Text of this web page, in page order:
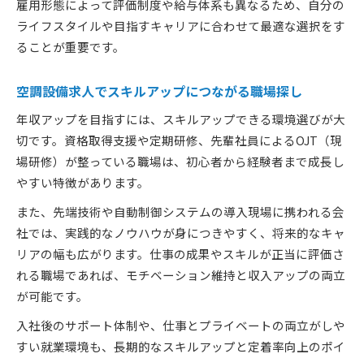
雇用形態によって評価制度や給与体系も異なるため、自分の
ライフスタイルや目指すキャリアに合わせて最適な選択をす
ることが重要です。
空調設備求人でスキルアップにつながる職場探し
年収アップを目指すには、スキルアップできる環境選びが大
切です。資格取得支援や定期研修、先輩社員によるOJT（現
場研修）が整っている職場は、初心者から経験者まで成長し
やすい特徴があります。
また、先端技術や自動制御システムの導入現場に携われる会
社では、実践的なノウハウが身につきやすく、将来的なキャ
リアの幅も広がります。仕事の成果やスキルが正当に評価さ
れる職場であれば、モチベーション維持と収入アップの両立
が可能です。
入社後のサポート体制や、仕事とプライベートの両立がしや
すい就業環境も、長期的なスキルアップと定着率向上のポイ